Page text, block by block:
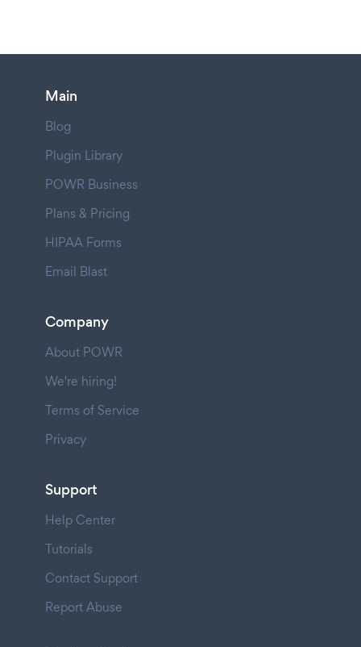
Main
Blog
Plugin Library
POWR Business
Plans & Pricing
HIPAA Forms
Email Blast
Company
About POWR
We're hiring!
Terms of Service
Privacy
Support
Help Center
Tutorials
Contact Support
Report Abuse